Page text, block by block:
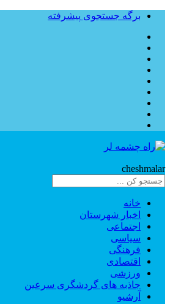
برگه جستجوی پیشرفته
cheshmalar
خانه
اخبار شهرستان
اجتماعی
سیاسی
فرهنگی
اقتصادی
ورزشی
جاذبه های گردشگری سرعین
آرشیو